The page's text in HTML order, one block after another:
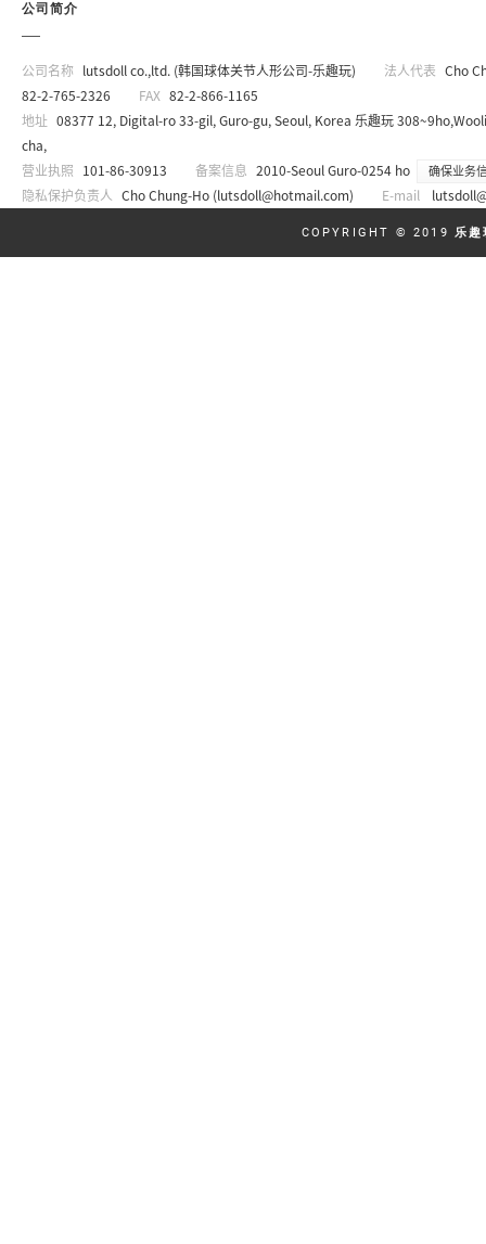
公司简介
公司名称 lutsdoll co.,ltd. (韩国球体关节人形公司-乐趣玩) 法人代表 Cho
82-2-765-2326
FAX 82-2-866-1165
地址 08377 12, Digital-ro 33-gil, Guro-gu, Seoul, Korea 乐趣玩
cha,
营业执照 101-86-30913 备案信息 2010-Seoul Guro-0254 ho 确保业务
隐私保护负责人 Cho Chung-Ho (lutsdoll@hotmail.com) E-mail
COPYRIGHT © 2019乐